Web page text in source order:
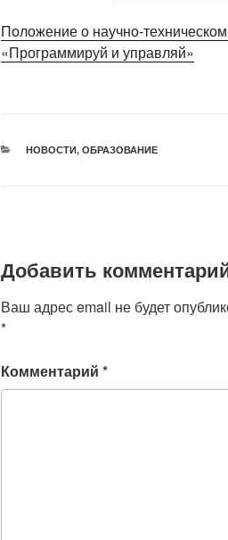
Положение о научно-
«Программируй и управляй»
РУБРИКИ
НОВОСТИ, ОБРАЗОВАНИЕ
Добавить
Ваш адрес email не будет
*
Комментарий *